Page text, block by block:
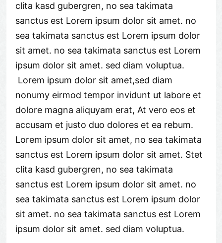
clita kasd gubergren, no sea takimata
sanctus est Lorem ipsum dolor sit amet. no
sea takimata sanctus est Lorem ipsum dolor
sit amet. no sea takimata sanctus est Lorem
ipsum dolor sit amet. sed diam voluptua.
Lorem ipsum dolor sit amet,sed diam
nonumy eirmod tempor invidunt ut labore et
dolore magna aliquyam erat, At vero eos et
accusam et justo duo dolores et ea rebum.
Lorem ipsum dolor sit amet, no sea takimata
sanctus est Lorem ipsum dolor sit amet. Stet
clita kasd gubergren, no sea takimata
sanctus est Lorem ipsum dolor sit amet. no
sea takimata sanctus est Lorem ipsum dolor
sit amet. no sea takimata sanctus est Lorem
ipsum dolor sit amet. sed diam voluptua.